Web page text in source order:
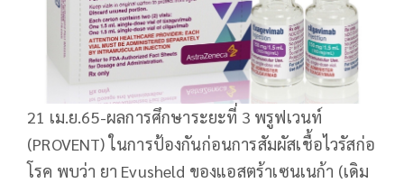
21 เม.ย.65-ผลการศึกษาระยะที่ 3 พรูฟเวนท์
(PROVENT) ในการป้องกันก่อนการสัมผัสเชื้อไวรัสก่อ
โรค พบว่า ยา Evusheld ของแอสตร้าเซนเนก้า (เดิม